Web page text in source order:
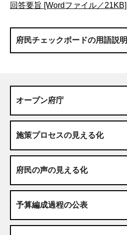
回答要旨 [Wordファイル／21KB]
府民チェックボードの用語説明
オープン府庁
施策プロセスの見える化
府民の声の見える化
予算編成過程の公表